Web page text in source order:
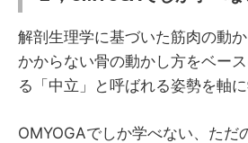
解剖生理学に基づいた筋肉の動
かからない骨の動かし方をベー
る「中立」と呼ばれる姿勢を軸に
OMYOGAでしか学べない、ただ